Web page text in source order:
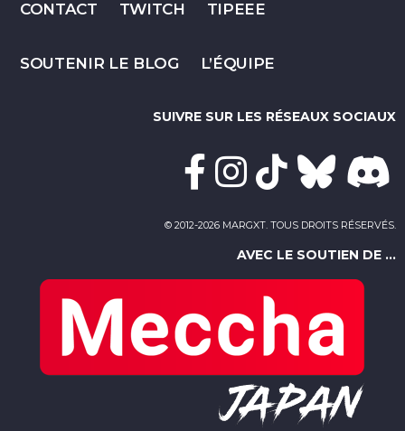
CONTACT TWITCH TIPEEE
SOUTENIR LE BLOG L’ÉQUIPE
SUIVRE SUR LES RÉSEAUX SOCIAUX
© 2012-2026 MARGXT. TOUS DROITS RÉSERVÉS.
AVEC LE SOUTIEN DE ...